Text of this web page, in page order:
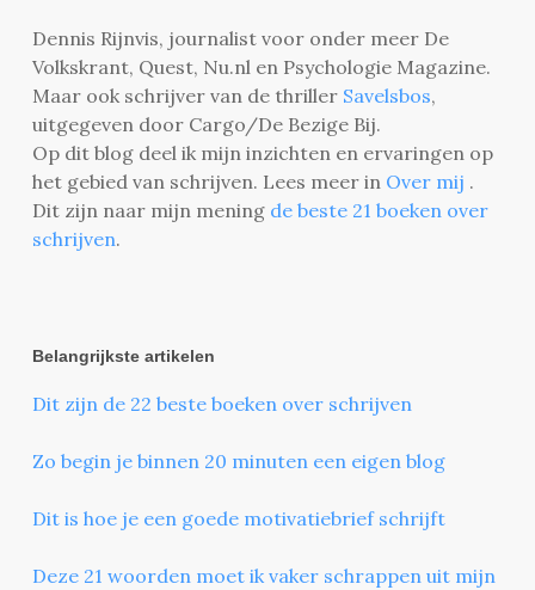
Dennis Rijnvis, journalist voor onder meer De
Volkskrant, Quest, Nu.nl en Psychologie Magazine.
Maar ook schrijver van de thriller Savelsbos,
uitgegeven door Cargo/De Bezige Bij.
Op dit blog deel ik mijn inzichten en ervaringen op
het gebied van schrijven. Lees meer in Over mij .
Dit zijn naar mijn mening de beste 21 boeken over
schrijven.
Belangrijkste artikelen
Dit zijn de 22 beste boeken over schrijven
Zo begin je binnen 20 minuten een eigen blog
Dit is hoe je een goede motivatiebrief schrijft
Deze 21 woorden moet ik vaker schrappen uit mijn